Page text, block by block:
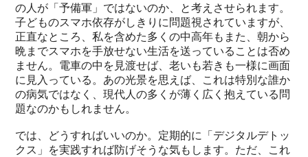
の人が「予備軍」ではないのか、と考えさせられます。
子どものスマホ依存がしきりに問題視されていますが、
正直なところ、私を含めた多くの中高年もまた、朝から
晩までスマホを手放せない生活を送っていることは否め
ません。電車の中を見渡せば、老いも若きも一様に画面
に見入っている。あの光景を思えば、これは特別な誰か
の病気ではなく、現代人の多くが薄く広く抱えている問
題なのかもしれません。
では、どうすればいいのか。定期的に「デジタルデトッ
クス」を実践すれば防げそうな気もします。ただ、これ